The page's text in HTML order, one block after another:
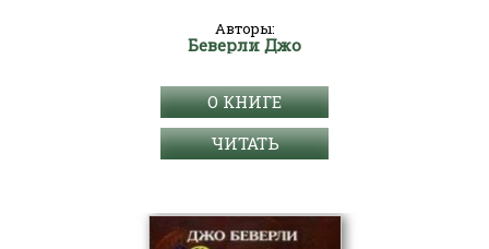
Авторы:
Беверли Джо
О КНИГЕ
ЧИТАТЬ